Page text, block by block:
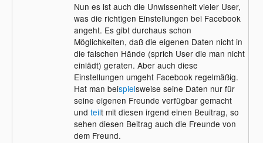
Nun es ist auch die Unwissenheit vieler User,
was die richtigen Einstellungen bei Facebook
angeht. Es gibt durchaus schon
Möglichkeiten, daß die eigenen Daten nicht in
die falschen Hände (sprich User die man nicht
einlädt) geraten. Aber auch diese
Einstellungen umgeht Facebook regelmäßig.
Hat man beispielsweise seine Daten nur für
seine eigenen Freunde verfügbar gemacht
und teilt mit diesen irgend einen Beuitrag, so
sehen diesen Beitrag auch die Freunde von
dem Freund.